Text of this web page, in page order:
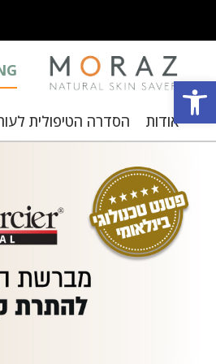
פתח סרגל נגישות
אודות הסדרה הטיפולית